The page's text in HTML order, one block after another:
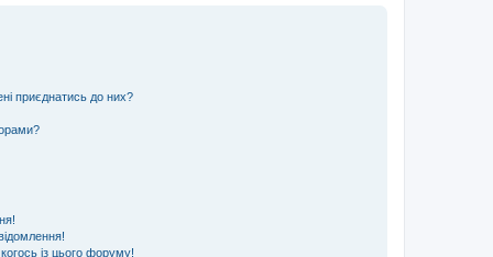
приєднатись до них?
із цього форуму!